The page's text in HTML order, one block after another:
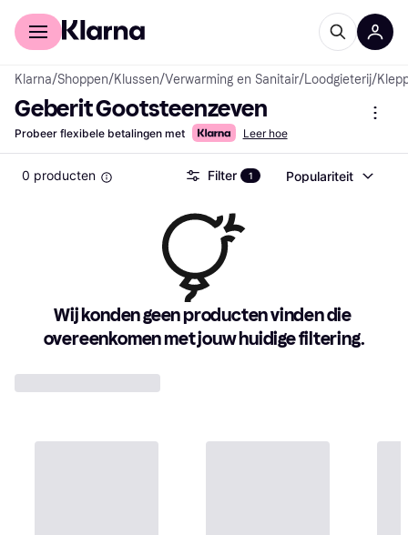
Voor shoppers
Klarna/Shoppen/Klussen/Verwarming en Sanitair/Loodgieterij/
Geberit Gootsteenzeven
Probeer flexibele betalingen met Leer hoe
0 producten Filter 1 Populariteit
Wij konden geen producten vinden die
overeenkomen met jouw huidige filtering.